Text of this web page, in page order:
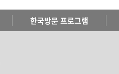
한국방문 프로그램